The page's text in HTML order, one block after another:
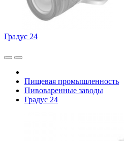
Градус 24
Пищевая промышленность
Пивоваренные заводы
Градус 24